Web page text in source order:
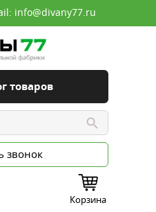
info@divany77.ru
товаров
звонок
Корзина